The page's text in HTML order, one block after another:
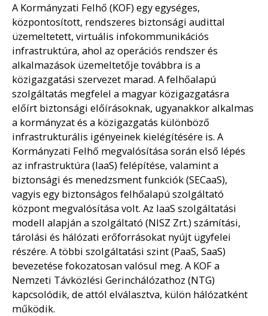
A Kormányzati Felhő (KOF) egy egységes,
központosított, rendszeres biztonsági audittal
üzemeltetett, virtuális infokommunikációs
infrastruktúra, ahol az operációs rendszer és
alkalmazások üzemeltetője továbbra is a
közigazgatási szervezet marad. A felhőalapú
szolgáltatás megfelel a magyar közigazgatásra
előírt biztonsági előírásoknak, ugyanakkor alkalmas
a kormányzat és a közigazgatás különböző
infrastrukturális igényeinek kielégítésére is. A
Kormányzati Felhő megvalósítása során első lépés
az infrastruktúra (IaaS) felépítése, valamint a
biztonsági és menedzsment funkciók (SECaaS),
vagyis egy biztonságos felhőalapú szolgáltató
központ megvalósítása volt. Az IaaS szolgáltatási
modell alapján a szolgáltató (NISZ Zrt.) számítási,
tárolási és hálózati erőforrásokat nyújt ügyfelei
részére. A többi szolgáltatási szint (PaaS, SaaS)
bevezetése fokozatosan valósul meg. A KOF a
Nemzeti Távközlési Gerinchálózathoz (NTG)
kapcsolódik, de attól elválasztva, külön hálózatként
működik.